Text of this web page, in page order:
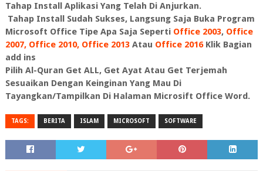
Tahap Install Aplikasi Yang Telah Di Anjurkan.
Tahap Install Sudah Sukses, Langsung Saja Buka Program
Microsoft Office Tipe Apa Saja Seperti Office 2003, Office
2007, Office 2010, Office 2013Atau Office 2016Klik Bagian
add ins
Pilih Al-Quran Get ALL, Get Ayat Atau Get Terjemah
Sesuaikan Dengan Keinginan Yang Mau Di
Tayangkan/Tampilkan Di Halaman Microsift Office Word.
TAGS: BERITA ISLAM MICROSOFT SOFTWARE